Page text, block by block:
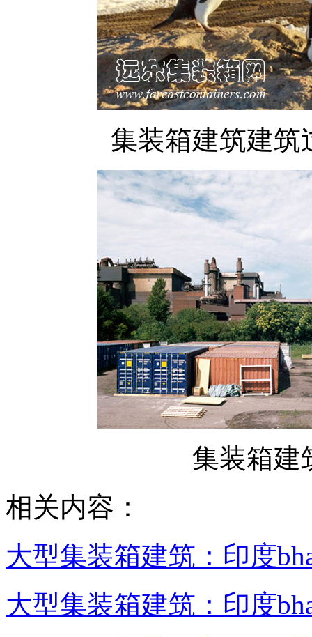
集装箱建筑建筑
集装箱建
相关内容：
大型集装箱建筑：印度
大型集装箱建筑：印度